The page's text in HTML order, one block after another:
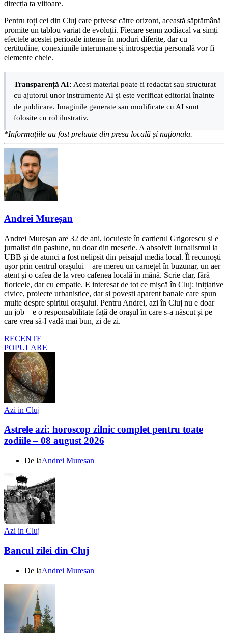
direcția ta viitoare.
Pentru toți cei din Cluj care privesc către orizont, această săptămână
promite un tablou variat de evoluții. Fiecare semn zodiacal va simți
efectele acestei perioade intense în moduri diferite, dar cu
certitudine, conexiunile interumane și introspecția personală vor fi
elemente cheie.
Transparență AI: Acest material poate fi redactat sau structurat
cu ajutorul unor instrumente AI și este verificat editorial înainte
de publicare. Imaginile generate sau modificate cu AI sunt
folosite cu rol ilustrativ.
*Informațiile au fost preluate din presa locală și naționala.
Andrei Mureșan
Andrei Mureșan are 32 de ani, locuiește în cartierul Grigorescu și e
jurnalist din pasiune, nu doar din meserie. A absolvit Jurnalismul la
UBB și de atunci a fost nelipsit din peisajul media local. Îl recunoști
ușor prin centrul orașului – are mereu un carnețel în buzunar, un aer
atent și o cafea de la vreo cafenea locală în mână. Scrie clar, fără
floricele, dar cu empatie. E interesat de tot ce mișcă în Cluj: inițiative
civice, proiecte urbanistice, dar și povești aparent banale care spun
multe despre spiritul orașului. Pentru Andrei, azi în Cluj nu e doar
un job – e o responsabilitate față de orașul în care s-a născut și pe
care vrea să-l vadă mai bun, zi de zi.
RECENTE
POPULARE
Azi in Cluj
Astrele azi: horoscop zilnic complet pentru toate
zodiile – 08 august 2026
De laAndrei Mureșan
Azi in Cluj
Bancul zilei din Cluj
De laAndrei Mureșan